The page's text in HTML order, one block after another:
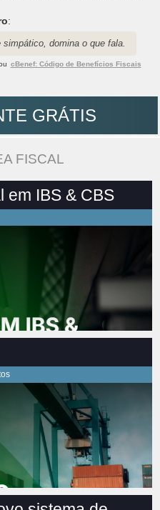
:
domina o que fala.
cBenef: Código de Benefícios Fiscais
GRÁTIS
FISCAL
em IBS & CBS